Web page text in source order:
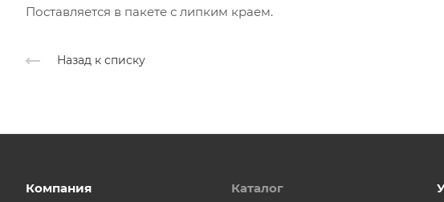
Поставляется в пакете с липким краем.
Назад к списку
Компания Каталог